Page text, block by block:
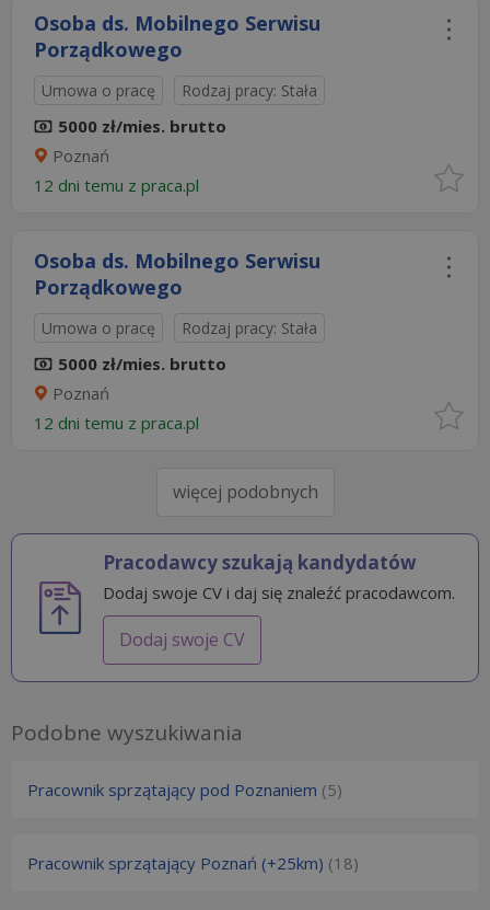
Osoba ds. Mobilnego Serwisu
Porządkowego
Umowa o pracę Rodzaj pracy: Stała
5000 zł/mies. brutto
Poznań
12 dni temu z praca.pl
Osoba ds. Mobilnego Serwisu
Porządkowego
Umowa o pracę Rodzaj pracy: Stała
5000 zł/mies. brutto
Poznań
12 dni temu z praca.pl
więcej podobnych
Pracodawcy szukają kandydatów
Dodaj swoje CV i daj się znaleźć pracodawcom.
Dodaj swoje CV
Podobne wyszukiwania
Pracownik sprzątający pod Poznaniem (5)
Pracownik sprzątający Poznań (+25km) (18)